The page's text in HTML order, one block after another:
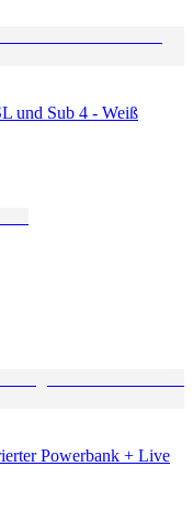
und Sub 4 - Weiß
Powerbank + Live